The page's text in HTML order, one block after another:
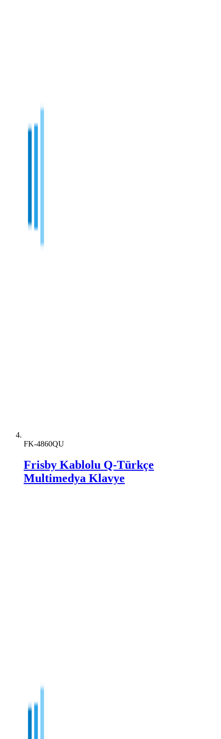
FK-4860QU
Frisby Kablolu Q-Türkçe
Multimedya Klavye